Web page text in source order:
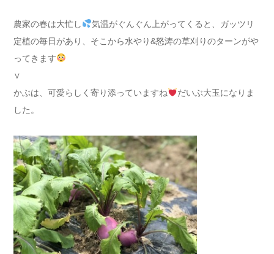
農家の春は大忙し
気温がぐんぐん上がってくると、ガッツリ
定植の毎日があり、そこから水やり&怒涛の草刈りのターンがや
ってきます
∨
かぶは、可愛らしく寄り添っていますね
だいぶ大玉になりま
した。